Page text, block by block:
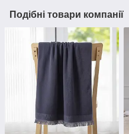
Подібні товари компанії